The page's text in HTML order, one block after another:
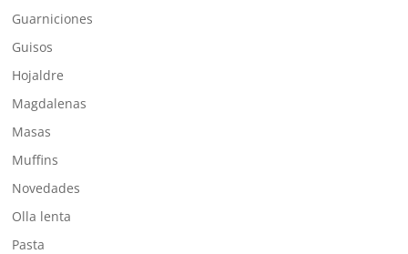
Guarniciones
Guisos
Hojaldre
Magdalenas
Masas
Muffins
Novedades
Olla lenta
Pasta